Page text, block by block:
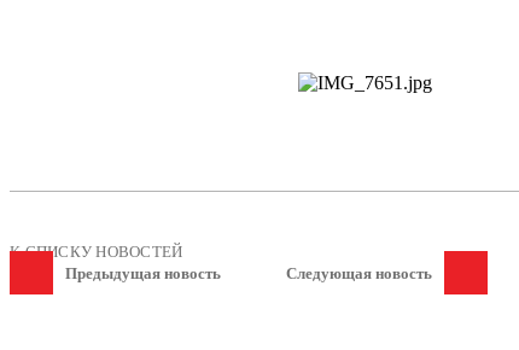
К СПИСКУ НОВОСТЕЙ
Предыдущая новость
Следующая новость